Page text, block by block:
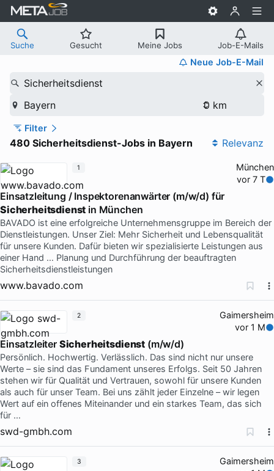
Suche Gesucht Meine Jobs Job-E-Mails
Neue Job-E-Mail
Sicherheitsdienst
Bayern
Filter
480 Sicherheitsdienst-Jobs in Bayern Relevanz
München
vor 7 T
Einsatzleitung / Inspektorenanwärter (m/w/d) für
Sicherheitsdienst in München
BAVADO ist eine erfolgreiche Unternehmensgruppe im Bereich der
Dienstleistungen. Unser Ziel: Mehr Sicherheit und Lebensqualität
für unsere Kunden. Dafür bieten wir spezialisierte Leistungen aus
einer Hand … Planung und Durchführung der beauftragten
Sicherheitsdienstleistungen
www.bavado.com
1
Gaimersheim
vor 1 M
Einsatzleiter Sicherheitsdienst (m/w/d)
Persönlich. Hochwertig. Verlässlich. Das sind nicht nur unsere
Werte – sie sind das Fundament unseres Erfolgs. Seit 50 Jahren
stehen wir für Qualität und Vertrauen, sowohl für unsere Kunden
als auch für unser Team. Bei uns zählt jeder Einzelne – wir legen
Wert auf ein offenes Miteinander und ein starkes Team, das sich
für …
swd-gmbh.com
2
Gaimersheim
3